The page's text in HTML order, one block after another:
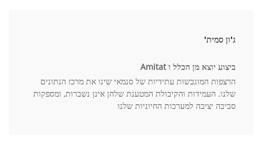
ג'ון סמית'
ביצוע יוצא מן הכלל ו Amitat
הרצפות המוגבשות עתידיות של סנמאי שינו את מרכז הנתונים
שלנו. העמידות והקיבולת המטענת שלהן אינן נשברות, ומספקות
סביבה יציבה למערכות החיוניות שלנו